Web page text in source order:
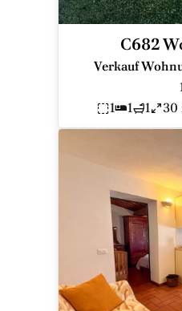
C682
Verkauf
1
1 1 30